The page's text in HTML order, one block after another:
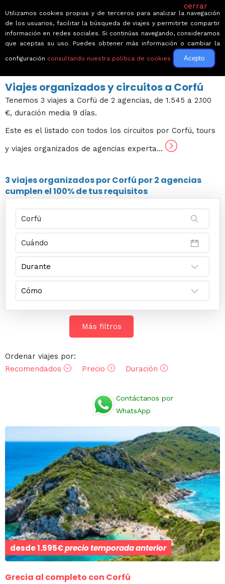
← Volver a Circuitos por Grecia
Viajes organizados y circuitos a Corfú
Tenemos 3 viajes a Corfú de 2 agencias, de 1.545 a 2.100
€, duración media 9 días.
Este es el listado con todos los circuitos por Corfú, tours
y viajes organizados de agencias experta...
3 viajesorganizados por Corfú por2 agencias
cumplen el 100% de tus requisitos
Más filtros
Ordenar viajes por:
Recomendados
Precio Duración
Contáctanos por
WhatsApp
desde1.595€precio temporada anterior
Grecia al completo con Corfú
cerrar
Utilizamos cookies propias y de terceros para analizar la navegación
de los usuarios, facilitar la búsqueda de viajes y permitirte compartir
información en redes sociales. Si continúas navegando, consideramos
que aceptas su uso. Puedes obtener más información o cambiar la
configuración consultando nuestra política de cookies Acepto